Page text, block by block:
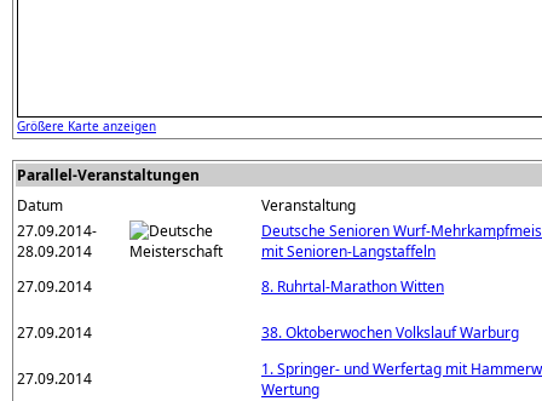
Größere Karte anzeigen
Parallel-Veranstaltungen
Datum
Veranstaltung
27.09.2014-
28.09.2014
Deutsche Senioren Wurf-
mit Senioren-Langstaffeln
27.09.2014
8. Ruhrtal-Marathon Witten
27.09.2014 38. Oktoberwochen Volkslauf Warburg
27.09.2014
1. Springer- und Werfertag mit
Wertung